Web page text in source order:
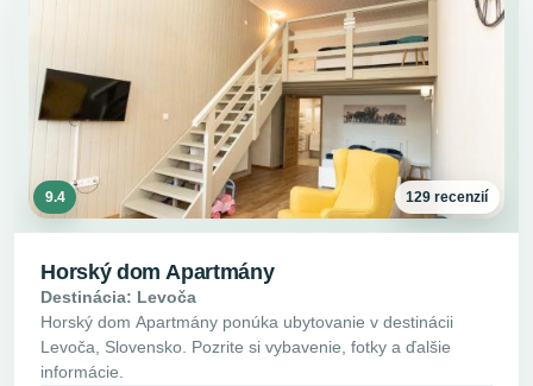
9.4 129 recenzií
Horský dom Apartmány
Destinácia: Levoča
Horský dom Apartmány ponúka ubytovanie v destinácii
Levoča, Slovensko. Pozrite si vybavenie, fotky a ďalšie
informácie.